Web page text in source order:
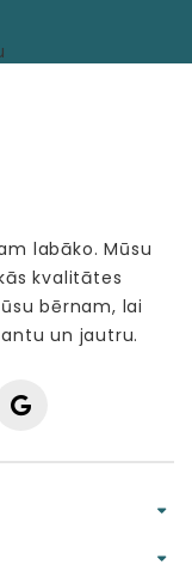
labāko. Mūsu
kvalitātes
bērnam, lai
un jautru.